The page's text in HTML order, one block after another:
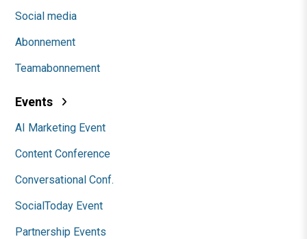
Social media
Abonnement
Teamabonnement
Events
AI Marketing Event
Content Conference
Conversational Conf.
SocialToday Event
Partnership Events